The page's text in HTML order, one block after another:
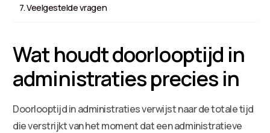
Veelgestelde vragen
Wat houdt doorlooptijd in
administraties precies in
Doorlooptijd in administraties verwijst naar de totale tijd
die verstrijkt van het moment dat een administratieve